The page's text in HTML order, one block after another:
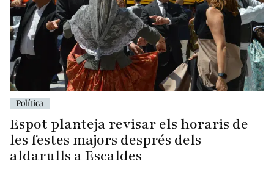
Política
Espot planteja revisar els horaris de
les festes majors després dels
aldarulls a Escaldes